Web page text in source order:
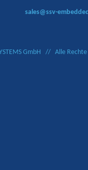
sales@ssv-
GmbH // Alle